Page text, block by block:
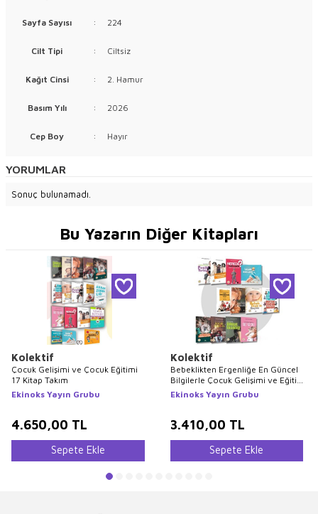
Sayfa Sayısı : 224
Cilt Tipi : Ciltsiz
Kağıt Cinsi : 2. Hamur
Basım Yılı : 2026
Cep Boy : Hayır
YORUMLAR
Sonuç bulunamadı.
Bu Yazarın Diğer Kitapları
Kolektif
Çocuk Gelişimi ve Çocuk Eğitimi
17 Kitap Takım
Ekinoks Yayın Grubu
4.650,00 TL
Sepete Ekle
Kolektif
Bebeklikten Ergenliğe En Güncel
Bilgilerle Çocuk Gelişimi ve Eğitimi
Seti 12 Kitap
Ekinoks Yayın Grubu
3.410,00 TL
Sepete Ekle